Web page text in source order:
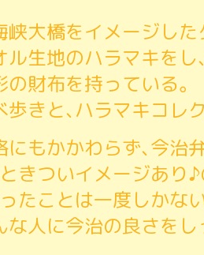
峡大橋をイメージした
ル生地のハラマキをし
財布を持っている。
きと､ ハラマキコレ
にもかかわらず､今治
きついイメージあり♪
たことは一度しかな
な人に今治の良さをし